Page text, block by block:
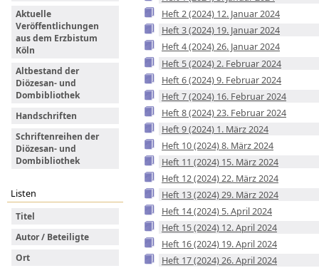
Aktuelle
Veröffentlichungen
aus dem Erzbistum
Köln
Altbestand der
Diözesan- und
Dombibliothek
Handschriften
Schriftenreihen der
Diözesan- und
Dombibliothek
Listen
Titel
Autor / Beteiligte
Ort
Heft 2 (2024) 12. Januar 2024
Heft 3 (2024) 19. Januar 2024
Heft 4 (2024) 26. Januar 2024
Heft 5 (2024) 2. Februar 2024
Heft 6 (2024) 9. Februar 2024
Heft 7 (2024) 16. Februar 2024
Heft 8 (2024) 23. Februar 2024
Heft 9 (2024) 1. März 2024
Heft 10 (2024) 8. März 2024
Heft 11 (2024) 15. März 2024
Heft 12 (2024) 22. März 2024
Heft 13 (2024) 29. März 2024
Heft 14 (2024) 5. April 2024
Heft 15 (2024) 12. April 2024
Heft 16 (2024) 19. April 2024
Heft 17 (2024) 26. April 2024